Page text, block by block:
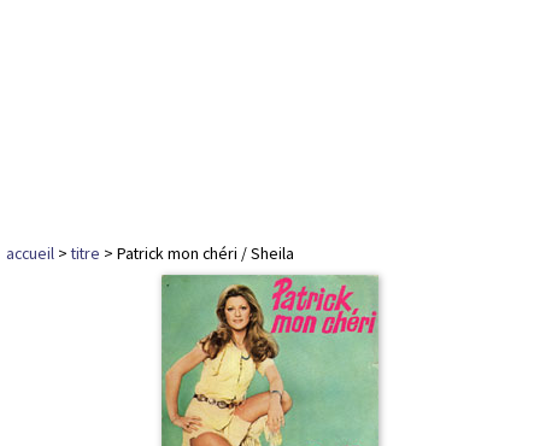
accueil >titre > Patrick mon chéri / Sheila